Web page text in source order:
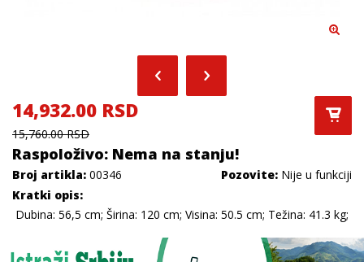
14,932.00 RSD
15,760.00 RSD
Raspoloživo: Nema na stanju!
Broj artikla: 00346 Pozovite: Nije u funkciji
Kratki opis:
Dubina: 56,5 cm; Širina: 120 cm; Visina: 50.5 cm; Težina: 41.3 kg;